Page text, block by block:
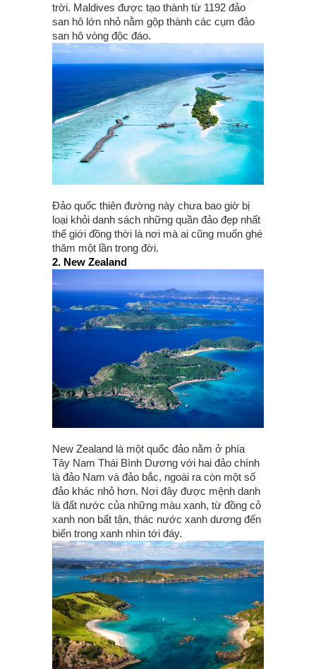
trời. Maldives được tạo thành từ 1192 đảo
san hô lớn nhỏ nằm gộp thành các cụm đảo
san hô vòng độc đáo.
Đảo quốc thiên đường này chưa bao giờ bị
loại khỏi danh sách những quần đảo đẹp nhất
thế giới đồng thời là nơi mà ai cũng muốn ghé
thăm một lần trong đời.
2. New Zealand
New Zealand là một quốc đảo nằm ở phía
Tây Nam Thái Bình Dương với hai đảo chính
là đảo Nam và đảo bắc, ngoài ra còn một số
đảo khác nhỏ hơn. Nơi đây được mệnh danh
là đất nước của những màu xanh, từ đồng cỏ
xanh non bất tận, thác nước xanh dương đến
biển trong xanh nhìn tới đáy.